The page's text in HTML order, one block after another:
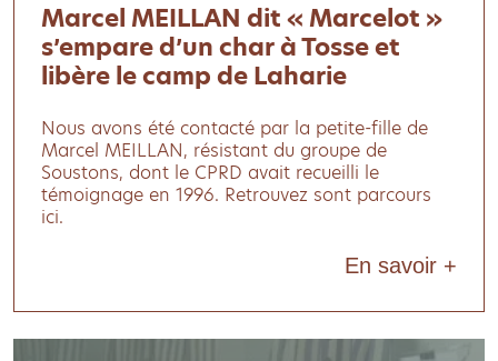
Marcel MEILLAN dit « Marcelot »
s’empare d’un char à Tosse et
libère le camp de Laharie
Nous avons été contacté par la petite-fille de
Marcel MEILLAN, résistant du groupe de
Soustons, dont le CPRD avait recueilli le
témoignage en 1996. Retrouvez sont parcours
ici.
En savoir +